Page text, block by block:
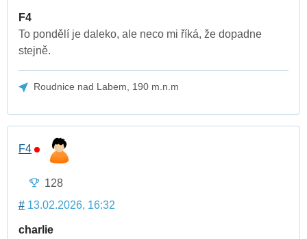
F4
To pondělí je daleko, ale neco mi říká, že dopadne
stejně.
Roudnice nad Labem, 190 m.n.m
F4
128
# 13.02.2026, 16:32
charlie